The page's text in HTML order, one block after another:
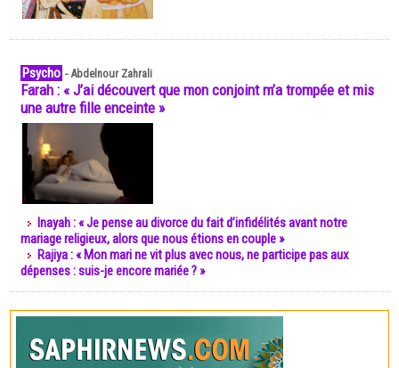
Psycho -Abdelnour Zahrali
Farah : « J’ai découvert que mon conjoint m’a trompée et mis
une autre fille enceinte »
Inayah : « Je pense au divorce du fait d’infidélités avant notre
mariage religieux, alors que nous étions en couple »
Rajiya : « Mon mari ne vit plus avec nous, ne participe pas aux
dépenses : suis-je encore mariée ? »